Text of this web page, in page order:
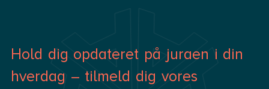
Hold dig opdateret på juraen i din
hverdag – tilmeld dig vores